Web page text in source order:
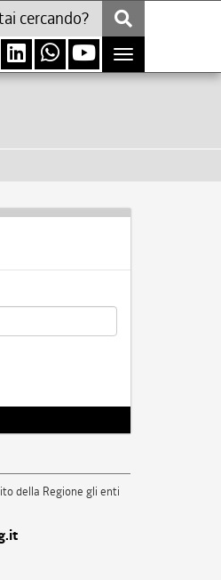
Toggle
navigation
della Regione gli enti